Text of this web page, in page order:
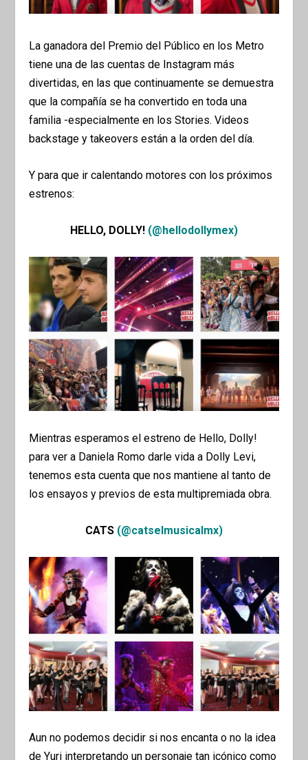
La ganadora del Premio del Público en los Metro
tiene una de las cuentas de Instagram más
divertidas, en las que continuamente se demuestra
que la compañía se ha convertido en toda una
familia -especialmente en los Stories. Videos
backstage y takeovers están a la orden del día.
Y para que ir calentando motores con los próximos
estrenos:
HELLO, DOLLY! (@hellodollymex)
Mientras esperamos el estreno de Hello, Dolly!
para ver a Daniela Romo darle vida a Dolly Levi,
tenemos esta cuenta que nos mantiene al tanto de
los ensayos y previos de esta multipremiada obra.
CATS (@catselmusicalmx)
Aun no podemos decidir si nos encanta o no la idea
de Yuri interpretando un personaje tan icónico como